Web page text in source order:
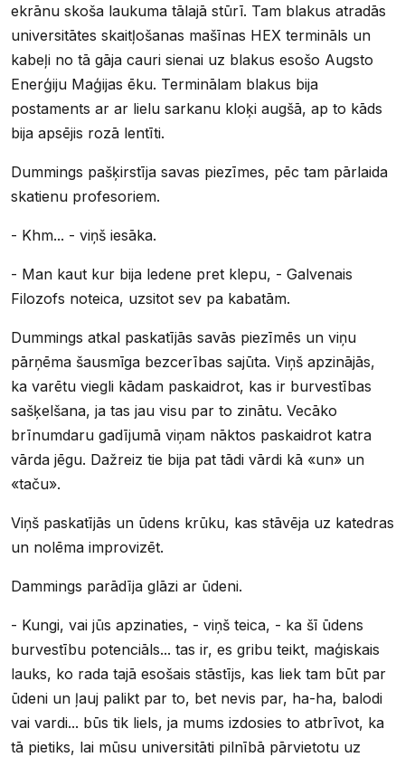
ekrānu skoša laukuma tālajā stūrī. Tam blakus atradās
universitātes skaitļošanas mašīnas HEX termināls un
kabeļi no tā gāja cauri sienai uz blakus esošo Augsto
Enerģiju Maģijas ēku. Terminālam blakus bija
postaments ar ar lielu sarkanu kloķi augšā, ap to kāds
bija apsējis rozā lentīti.
Dummings pašķirstīja savas piezīmes, pēc tam pārlaida
skatienu profesoriem.
- Khm... - viņš iesāka.
- Man kaut kur bija ledene pret klepu, - Galvenais
Filozofs noteica, uzsitot sev pa kabatām.
Dummings atkal paskatījās savās piezīmēs un viņu
pārņēma šausmīga bezcerības sajūta. Viņš apzinājās,
ka varētu viegli kādam paskaidrot, kas ir burvestības
sašķelšana, ja tas jau visu par to zinātu. Vecāko
brīnumdaru gadījumā viņam nāktos paskaidrot katra
vārda jēgu. Dažreiz tie bija pat tādi vārdi kā «un» un
«taču».
Viņš paskatījās un ūdens krūku, kas stāvēja uz katedras
un nolēma improvizēt.
Dammings parādīja glāzi ar ūdeni.
- Kungi, vai jūs apzinaties, - viņš teica, - ka šī ūdens
burvestību potenciāls... tas ir, es gribu teikt, maģiskais
lauks, ko rada tajā esošais stāstījs, kas liek tam būt par
ūdeni un ļauj palikt par to, bet nevis par, ha-ha, balodi
vai vardi... būs tik liels, ja mums izdosies to atbrīvot, ka
tā pietiks, lai mūsu universitāti pilnībā pārvietotu uz